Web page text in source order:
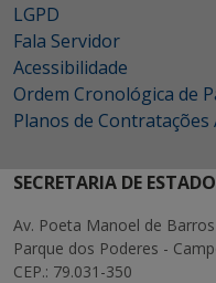
LGPD
Fala Servidor
Acessibilidade
Ordem Cronológica de
Planos de Contratações
SECRETARIA DE
Av. Poeta Manoel de
Parque dos Poderes -
CEP.: 79.031-350